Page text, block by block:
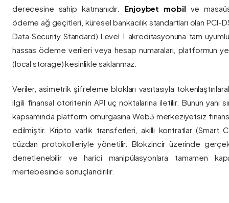
derecesine sahip katmanıdır. Enjoybet mobil ve
ödeme ağ geçitleri, küresel bankacılık standartları olan PCI-
Data Security Standard) Level 1 akreditasyonuna tam
hassas ödeme verileri veya hesap numaraları, platformun
(local storage) kesinlikle saklanmaz.
Veriler, asimetrik şifreleme blokları vasıtasıyla
ilgili finansal otoritenin API uç noktalarına iletilir. Bunun yanı
kapsamında platform omurgasına Web3 merkeziyetsiz
edilmiştir. Kripto varlık transferleri, akıllı kontratlar (Smart
cüzdan protokolleriyle yönetilir. Blokzincir üzerinde
denetlenebilir ve harici manipülasyonlara tamamen
mertebesinde sonuçlandırılır.